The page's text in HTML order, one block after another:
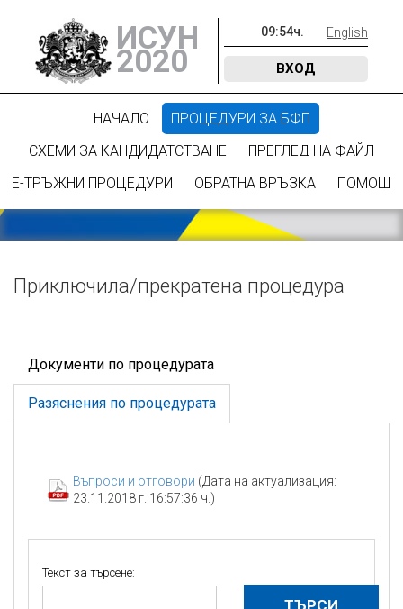
ИСУН
2020
09:54ч. English
ВХОД
НАЧАЛО
ПРОЦЕДУРИ ЗА БФП
СХЕМИ ЗА КАНДИДАТСТВАНЕ
ПРЕГЛЕД НА ФАЙЛ
Е-ТРЪЖНИ ПРОЦЕДУРИ
ОБРАТНА ВРЪЗКА ПОМОЩ
Приключилa/прекратена процедура
Документи по процедурата
Разяснения по процедурата
Въпроси и отговори (Дата на актуализация:
23.11.2018 г. 16:57:36 ч.)
Текст за търсене: